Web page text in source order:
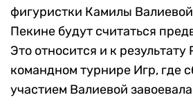
фигуристки Камилы
Пекине будут считаться
Это относится и к результату
командном турнире Игр, где
участием Валиевой